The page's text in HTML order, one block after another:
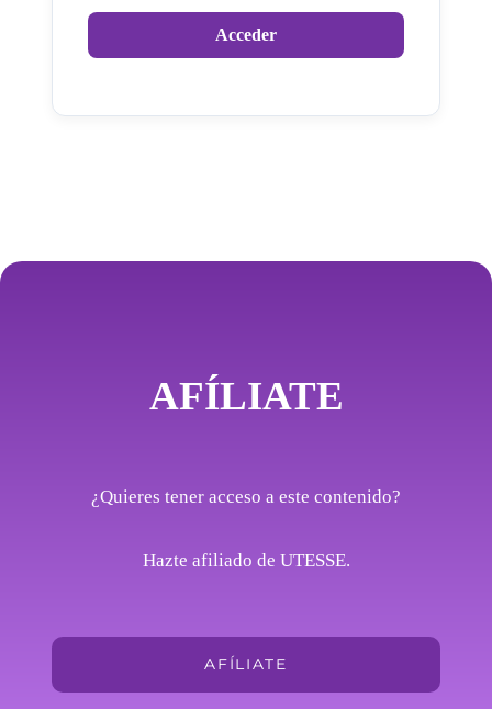
AFÍLIATE
¿Quieres tener acceso a este contenido?
Hazte afiliado de UTESSE.
AFÍLIATE